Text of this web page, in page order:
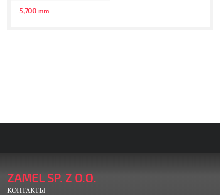
5,700 mm
ZAMEL SP. Z O.O.
КОНТАКТЫ